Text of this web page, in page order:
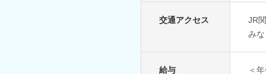
交通アクセス
JR
み
給与
＜